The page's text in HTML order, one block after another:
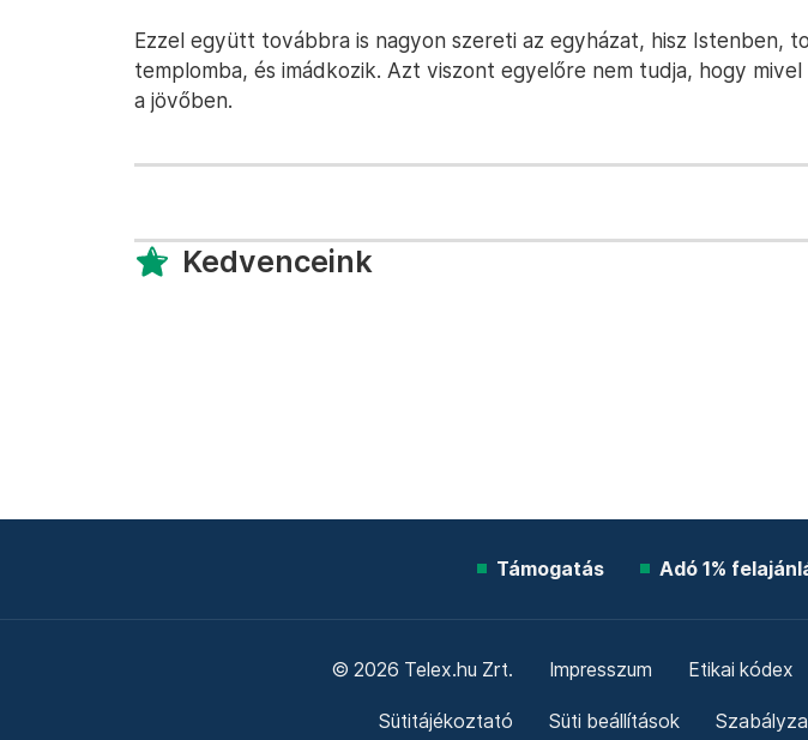
Ezzel együtt továbbra is nagyon szereti az egyházat, hisz Istenben,
templomba, és imádkozik. Azt viszont egyelőre nem tudja, hogy
a jövőben.
Kedvenceink
Támogatás Adó 1%
© 2026 Telex.hu Zrt. Impresszum Etikai kódex
Sütitájékoztató Süti beállítások